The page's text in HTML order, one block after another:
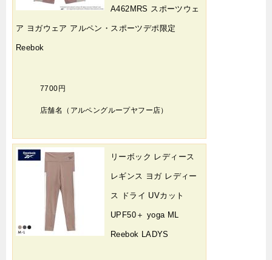
A462MRS スポーツウェ
ア ヨガウェア アルペン・スポーツデポ限定
Reebok
7700円
店舗名（アルペングループヤフー店）
リーボック レディース
レギンス ヨガ レディー
ス ドライ UVカット
UPF50＋ yoga ML
Reebok LADYS